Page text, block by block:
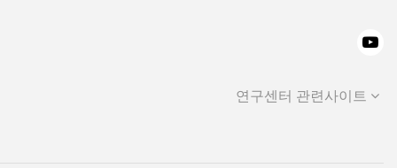
연구센터 관련사이트